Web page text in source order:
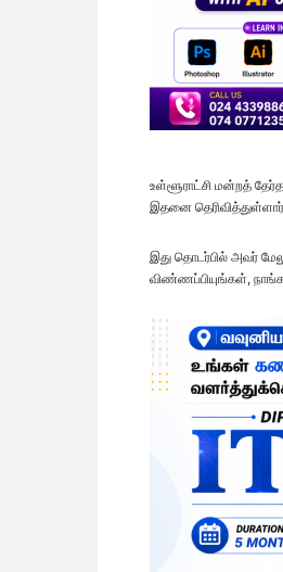
உள்ளூராட்சி மன்றத்
இதனை
இது தொடர்பில் அவர்
விண்ணப்பியுங்கள்,